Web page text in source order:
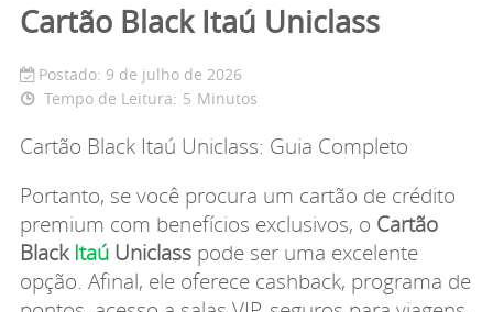
Cartão Black Itaú Uniclass
Postado: 9 de julho de 2026
Tempo de Leitura: 5 Minutos
Cartão Black Itaú Uniclass: Guia Completo
Portanto, se você procura um cartão de crédito
premium com benefícios exclusivos, o Cartão
Black ItaúUniclasspode ser uma excelente
opção. Afinal, ele oferece cashback, programa de